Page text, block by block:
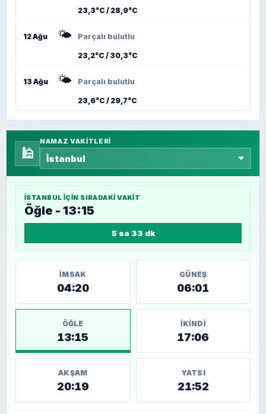
23,3°C / 28,9°C
12 Ağu 🌤️ Parçalı bulutlu
23,2°C / 30,3°C
13 Ağu 🌤️ Parçalı bulutlu
23,6°C / 29,7°C
🕌
NAMAZ VAKITLERI
İSTANBUL IÇIN SIRADAKI VAKIT
Öğle - 13:15
5 sa 33 dk
İMSAK
04:20
GÜNEŞ
06:01
ÖĞLE
13:15
İKINDI
17:06
AKŞAM
20:19
YATSI
21:52